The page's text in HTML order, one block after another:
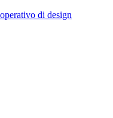
di design